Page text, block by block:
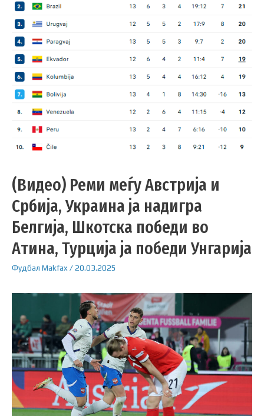
(Видео) Реми меѓу Австрија и
Србија, Украина ја надигра
Белгија, Шкотска победи во
Атина, Турција ја победи Унгарија
Фудбал Makfax/20.03.2025